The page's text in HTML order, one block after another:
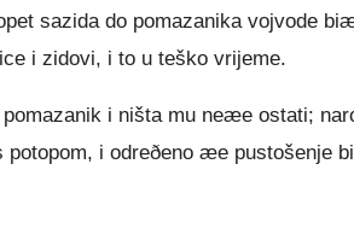
sazida do pomazanika vojvode
i zidovi, i to u teško vrijeme.
i ništa mu neæe ostati;
i odreðeno æe pustošenje